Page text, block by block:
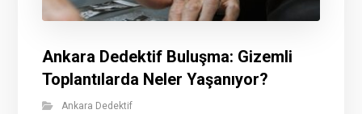
Ankara Dedektif Buluşma: Gizemli
Toplantılarda Neler Yaşanıyor?
Ankara Dedektif